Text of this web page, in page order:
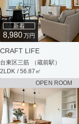
新着
8,980万円
CRAFT LIFE
台東区三筋 （蔵前駅）
2LDK / 56.87㎡
OPEN ROOM